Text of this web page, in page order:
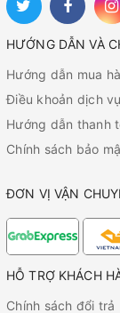
HƯỚNG DẪN VÀ
Hướng dẫn mua
Điều khoản dịch vụ
Hướng dẫn thanh
Chính sách bảo
ĐƠN VỊ VẬN
HỖ TRỢ KHÁCH
Chính sách đổi trả